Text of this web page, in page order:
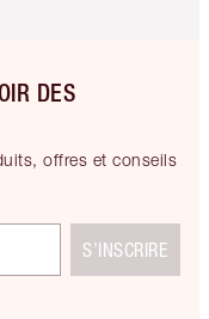
DES
offres et conseils
S’INSCRIRE